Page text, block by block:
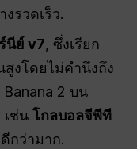
รวดเร็ว.
นีย์ v7, ซึ่งเรียก
สูงโดยไม่คำนึงถึง
2 บน
เช่นโกลบอลจีพีที
กว่ามาก.